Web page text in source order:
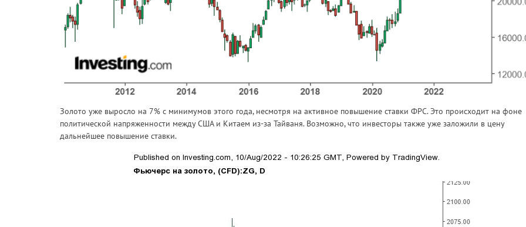
Золото уже выросло на 7% с минимумов этого года, несмотря на активное повышение ставки ФРС. Это происходит на фоне
политической напряженности между США и Китаем из-за Тайваня. Возможно, что инвесторы также уже заложили в цену
дальнейшее повышение ставки.